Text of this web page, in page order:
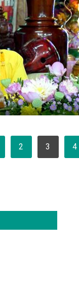
2 3 4